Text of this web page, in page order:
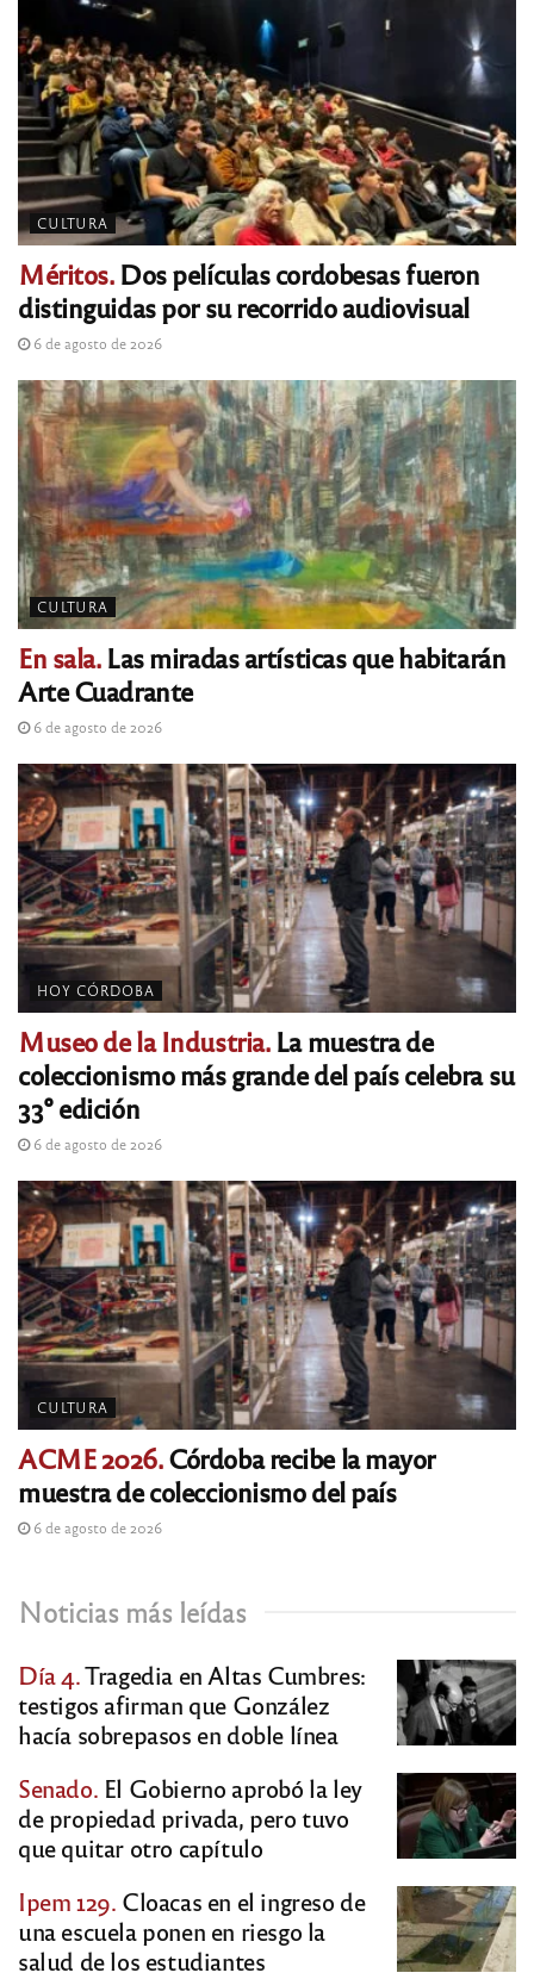
CULTURA
Méritos.Dos películas cordobesas fueron
distinguidas por su recorrido audiovisual
6 de agosto de 2026
CULTURA
En sala.Las miradas artísticas que habitarán
Arte Cuadrante
6 de agosto de 2026
HOY CÓRDOBA
Museo de la Industria.La muestra de
coleccionismo más grande del país celebra su
33° edición
6 de agosto de 2026
CULTURA
ACME 2026.Córdoba recibe la mayor
muestra de coleccionismo del país
6 de agosto de 2026
Noticias más leídas
Día 4.Tragedia en Altas Cumbres:
testigos afirman que González
hacía sobrepasos en doble línea
Senado. El Gobierno aprobó la ley
de propiedad privada, pero tuvo
que quitar otro capítulo
Ipem 129. Cloacas en el ingreso de
una escuela ponen en riesgo la
salud de los estudiantes